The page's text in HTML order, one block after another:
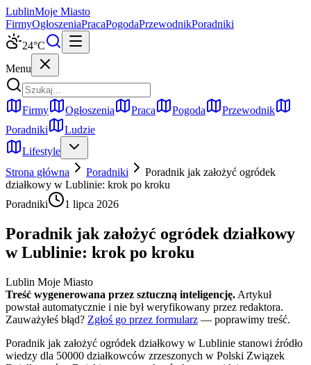
LublinMoje Miasto
FirmyOgłoszeniaPracaPogodaPrzewodnikPoradniki
24°C
Menu
Firmy Ogłoszenia Praca Pogoda
Przewodnik
Poradniki
Ludzie
Lifestyle
Strona główna
Poradniki
Poradnik jak założyć ogródek
działkowy w Lublinie: krok po kroku
Poradniki
1 lipca 2026
Poradnik jak założyć ogródek działkowy
w Lublinie: krok po kroku
Lublin Moje Miasto
Treść wygenerowana przez sztuczną inteligencję. Artykuł
powstał automatycznie i nie był weryfikowany przez redaktora.
Zauważyłeś błąd? Zgłoś go przez formularz — poprawimy treść.
Poradnik jak założyć ogródek działkowy w Lublinie stanowi źródło
wiedzy dla 50000 działkowców zrzeszonych w Polski Związek